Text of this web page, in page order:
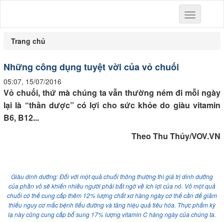
Toggle
navigation
Trang chủ
Những công dụng tuyệt vời của vỏ chuối
05:07, 15/07/2016
Vỏ chuối, thứ mà chúng ta vẫn thường ném đi mỗi ngày
lại là “thần dược” có lợi cho sức khỏe do giàu vitamin
B6, B12...
Theo Thu Thủy/VOV.VN
Giàu dinh dưỡng: Đối với một quả chuối thông thường thì giá trị dinh dưỡng
của phần vỏ sẽ khiến nhiều người phải bất ngờ về ích lợi của nó. Vỏ một quả
chuối có thể cung cấp thêm 12% lượng chất xơ hàng ngày cơ thể cần để giảm
thiểu nguy cơ mắc bệnh tiểu đường và tăng hiệu quả tiêu hóa. Thực phẩm kỳ
lạ này cũng cung cấp bổ sung 17% lượng vitamin C hàng ngày của chúng ta.